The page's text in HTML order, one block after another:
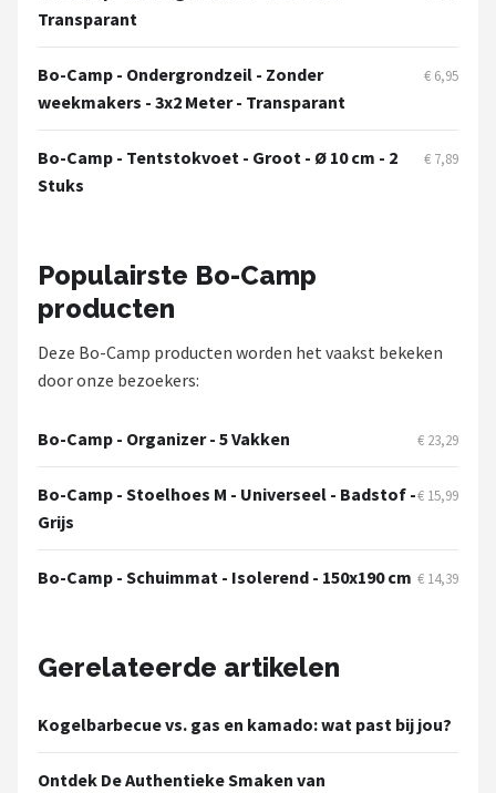
Kamado Joe
Alle merken →
Transparant
Bo-Camp - Ondergrondzeil - Zonder
weekmakers - 3x2 Meter - Transparant
€ 6,95
Bo-Camp - Tentstokvoet - Groot - Ø 10 cm - 2
Stuks
€ 7,89
Populairste Bo-Camp
producten
Deze Bo-Camp producten worden het vaakst bekeken
door onze bezoekers:
Bo-Camp - Organizer - 5 Vakken € 23,29
Bo-Camp - Stoelhoes M - Universeel - Badstof -
Grijs
€ 15,99
Bo-Camp - Schuimmat - Isolerend - 150x190 cm € 14,39
Gerelateerde artikelen
Kogelbarbecue vs. gas en kamado: wat past bij jou?
Ontdek De Authentieke Smaken van